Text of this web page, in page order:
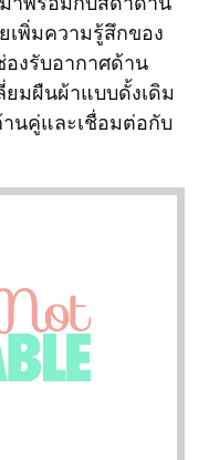
เพิ่มความรู้สึกของ
งรับอากาศด้าน
ยมผืนผ้าแบบดั้งเดิม
านคู่และเชื่อมต่อกับ